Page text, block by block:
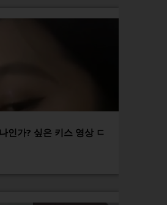
인가? 싶은 키스 영상 ㄷ